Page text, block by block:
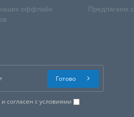
оффлайн
Предлагаем
и согласен с условиями
Готово